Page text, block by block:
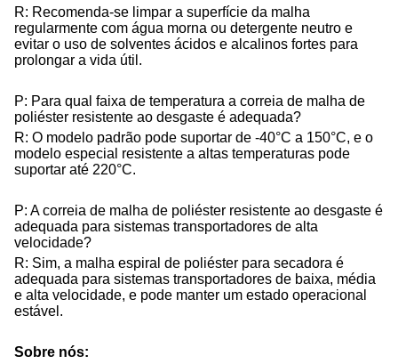
R: Recomenda-se limpar a superfície da malha
regularmente com água morna ou detergente neutro e
evitar o uso de solventes ácidos e alcalinos fortes para
prolongar a vida útil.
P: Para qual faixa de temperatura a correia de malha de
poliéster resistente ao desgaste é adequada?
R: O modelo padrão pode suportar de -40°C a 150°C, e o
modelo especial resistente a altas temperaturas pode
suportar até 220°C.
P: A correia de malha de poliéster resistente ao desgaste é
adequada para sistemas transportadores de alta
velocidade?
R: Sim, a malha espiral de poliéster para secadora é
adequada para sistemas transportadores de baixa, média
e alta velocidade, e pode manter um estado operacional
estável.
Sobre nós: